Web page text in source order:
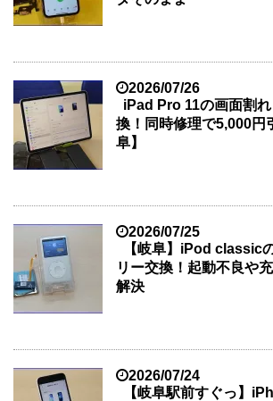
2026/07/26
iPad Pro 11の画面割
換！同時修理で5,000円
阜】
2026/07/25
【岐阜】iPod classic
リー交換！起動不良や
解決
2026/07/24
【岐阜駅前すぐっ】